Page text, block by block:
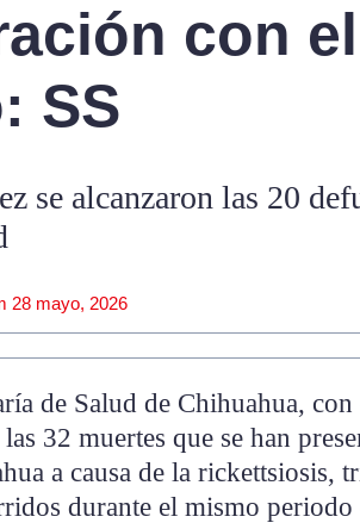
con
SS
se alcanzaron las 20
28 mayo, 2026
de Salud de Chihuahua,
32 muertes que se han
a causa de la rickettsiosis,
durante el mismo periodo